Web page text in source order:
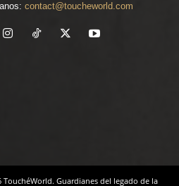
contact@toucheworld.com
Guardianes del legado de la